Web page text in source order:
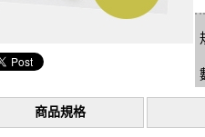
商品規格